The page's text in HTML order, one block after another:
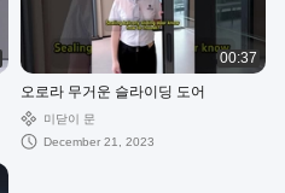
00:37
오로라 무거운 슬라이딩 도어
미닫이 문
December 21, 2023